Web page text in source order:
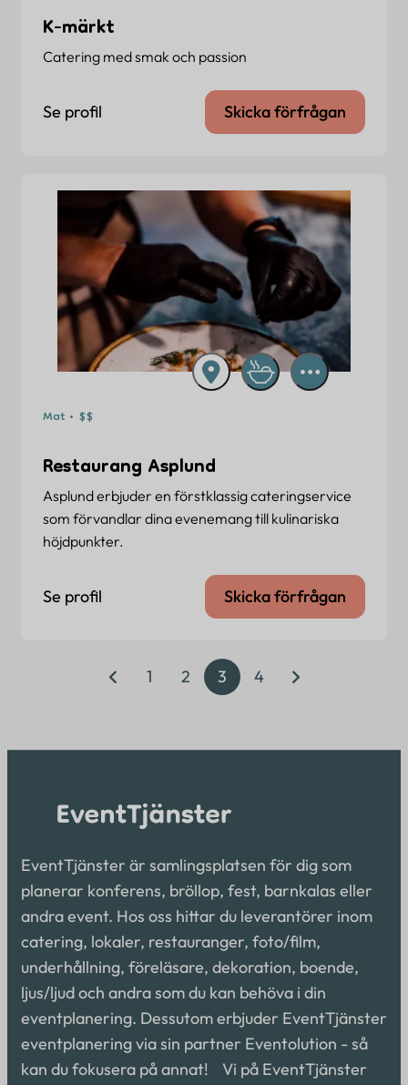
K-märkt
Catering med smak och passion
Se profil Skicka förfrågan
Mat • $$
Restaurang Asplund
Asplund erbjuder en förstklassig cateringservice
som förvandlar dina evenemang till kulinariska
höjdpunkter.
Se profil Skicka förfrågan
1 2 3 4
EventTjänster är samlingsplatsen för dig som
planerar konferens, bröllop, fest, barnkalas eller
andra event. Hos oss hittar du leverantörer inom
catering, lokaler, restauranger, foto/film,
underhållning, föreläsare, dekoration, boende,
ljus/ljud och andra som du kan behöva i din
eventplanering. Dessutom erbjuder EventTjänster
eventplanering via sin partner Eventolution - så
kan du fokusera på annat! Vi på EventTjänster